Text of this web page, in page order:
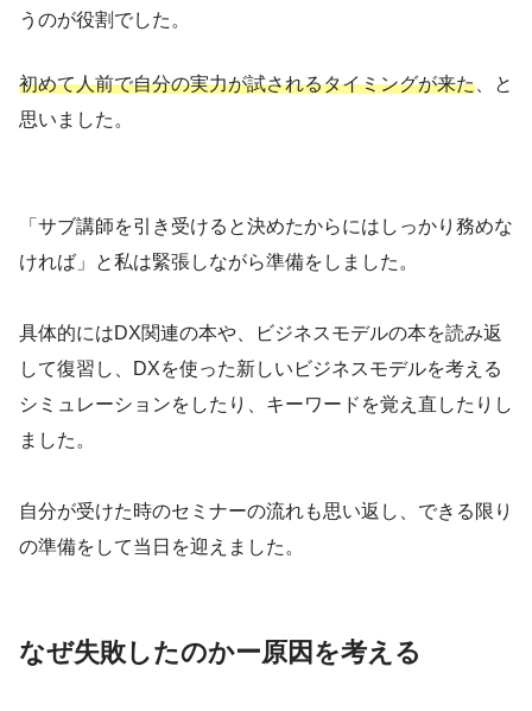
うのが役割でした。
初めて人前で自分の実力が試されるタイミングが来た 、と
思いました。
「サブ講師を引き受けると決めたからにはしっかり務めな
ければ」と私は緊張しながら準備をしました。
具体的にはDX関連の本や、ビジネスモデルの本を読み返
して復習し、DXを使った新しいビジネスモデルを考える
シミュレーションをしたり、キーワードを覚え直したりし
ました。
自分が受けた時のセミナーの流れも思い返し、できる限り
の準備をして当日を迎えました。
なぜ失敗したのかー原因を考える